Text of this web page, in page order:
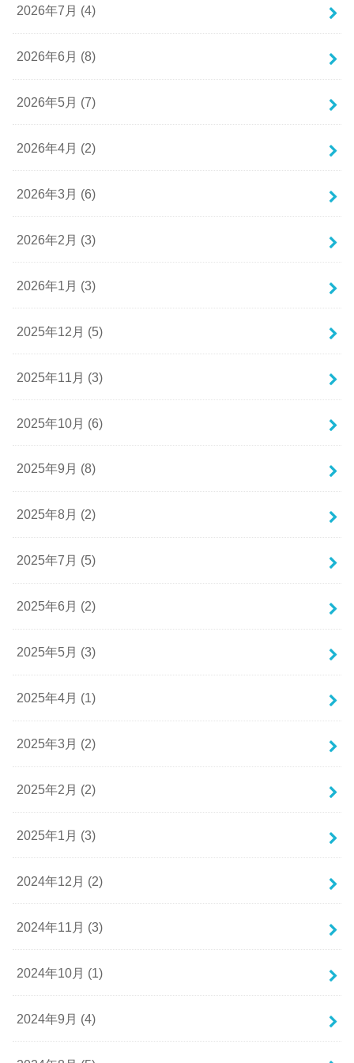
2026年7月 (4)
2026年6月 (8)
2026年5月 (7)
2026年4月 (2)
2026年3月 (6)
2026年2月 (3)
2026年1月 (3)
2025年12月 (5)
2025年11月 (3)
2025年10月 (6)
2025年9月 (8)
2025年8月 (2)
2025年7月 (5)
2025年6月 (2)
2025年5月 (3)
2025年4月 (1)
2025年3月 (2)
2025年2月 (2)
2025年1月 (3)
2024年12月 (2)
2024年11月 (3)
2024年10月 (1)
2024年9月 (4)